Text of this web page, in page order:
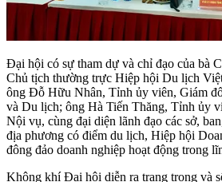
Đại hội có sự tham dự và chỉ đạo của bà
Chủ tịch thường trực Hiệp hội Du lịch
ông Đỗ Hữu Nhân, Tỉnh ủy viên, Giám
và Du lịch; ông Hà Tiến Thăng, Tỉnh ủy
Nội vụ, cùng đại diện lãnh đạo các sở,
địa phương có điểm du lịch, Hiệp hội
đông đảo doanh nghiệp hoạt động trong
Không khí Đại hội diễn ra trang trọng và